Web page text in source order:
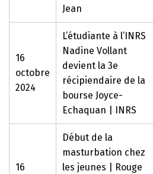
Jean
16
octobre
2024
L’étudiante à l’INRS
Nadine Vollant
devient la 3e
récipiendaire de la
bourse Joyce-
Echaquan | INRS
16
Début de la
masturbation chez
les jeunes | Rouge